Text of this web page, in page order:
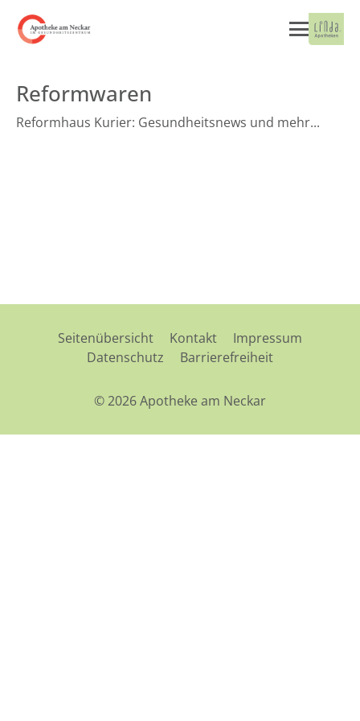
Reformwaren
Reformhaus Kurier: Gesundheitsnews und mehr...
Seitenübersicht Kontakt
Impressum
Datenschutz
Barrierefreiheit
© 2026 Apotheke am Neckar